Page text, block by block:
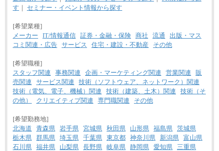
す ｜ セミナー・イベント情報から探す
[希望業種]
メーカー
IT/情報通信 証券・金融・保険 商社 流通
出版・マス
コミ関連・広告 サービス 住宅・建設・不動産 その他
[希望職種]
スタッフ関連
事務関連 企画・マーケティング関連 営業関連
販
売関連
サービス関連
技術（ソフトウェア、ネットワーク）関連
技術（電気、電子、機械）関連
技術（建築、土木）関連
技術（そ
の他）
クリエイティブ関連 専門職関連 その他
[希望勤務地]
北海道
青森県 岩手県 宮城県 秋田県 山形県 福島県
茨城県
栃木県
群馬県 埼玉県 千葉県 東京都 神奈川県 新潟県
富山県
石川県
福井県 山梨県 長野県 岐阜県 静岡県 愛知県
三重県